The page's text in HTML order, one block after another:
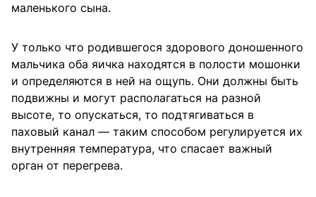
маленького сына.
У только что родившегося здорового доношенного
мальчика оба яичка находятся в полости мошонки
и определяются в ней на ощупь. Они должны быть
подвижны и могут располагаться на разной
высоте, то опускаться, то подтягиваться в
паховый канал — таким способом регулируется их
внутренняя температура, что спасает важный
орган от перегрева.